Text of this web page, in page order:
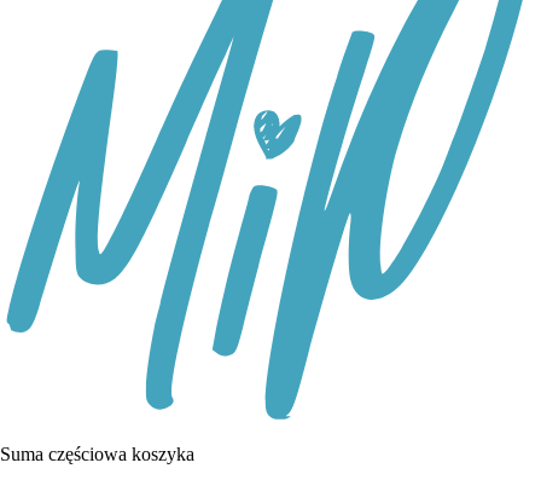
Suma częściowa koszyka